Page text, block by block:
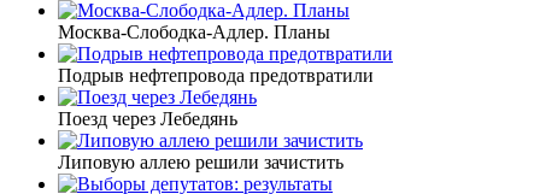
Москва-Слободка-Адлер. Планы
Подрыв нефтепровода предотвратили
Поезд через Лебедянь
Липовую аллею решили зачистить